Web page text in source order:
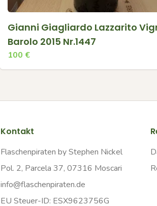
Gianni Giagliardo Lazzarito
Barolo 2015 Nr.1447
100 €
Kontakt
Flaschenpiraten by Stephen Nickel
Pol. 2, Parcela 37, 07316 Moscari
info@flaschenpiraten.de
EU Steuer-ID: ESX9623756G